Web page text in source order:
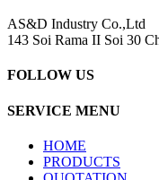
AS&D Industry Co.,Ltd
143 Soi Rama II Soi 30
FOLLOW US
SERVICE MENU
HOME
PRODUCTS